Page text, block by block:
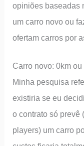
opiniões baseadas
um carro novo ou
ofertam carros por
Carro novo: 0km
Minha pesquisa
existiria se eu
o contrato só prevê
players) um carro